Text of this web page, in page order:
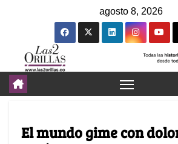
agosto 8, 2026
El mundo gime con